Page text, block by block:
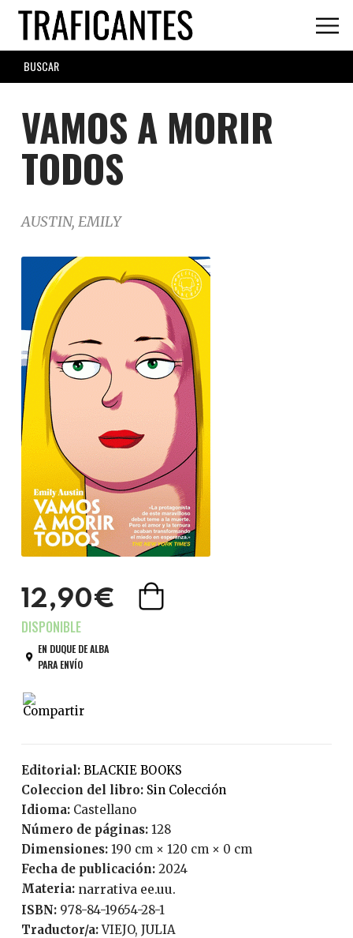
Skip
main
content
SEARCH
FORM
VAMOS A MORIR
TODOS
AUSTIN, EMILY
12,90€
EN DUQUE DE ALBA
PARA ENVÍO
Editorial:
BLACKIE BOOKS
Coleccion del libro:
Sin Colección
Idioma:
Castellano
Número de páginas: 128
Dimensiones: 190 cm × 120 cm × 0 cm
Fecha de publicación:
2024
Materia: narrativa ee.uu.
ISBN:
978-84-19654-28-1
Traductor/a: VIEJO, JULIA